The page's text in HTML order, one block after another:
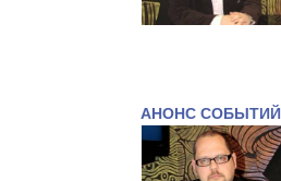
АНОНС СОБЫТИЙ